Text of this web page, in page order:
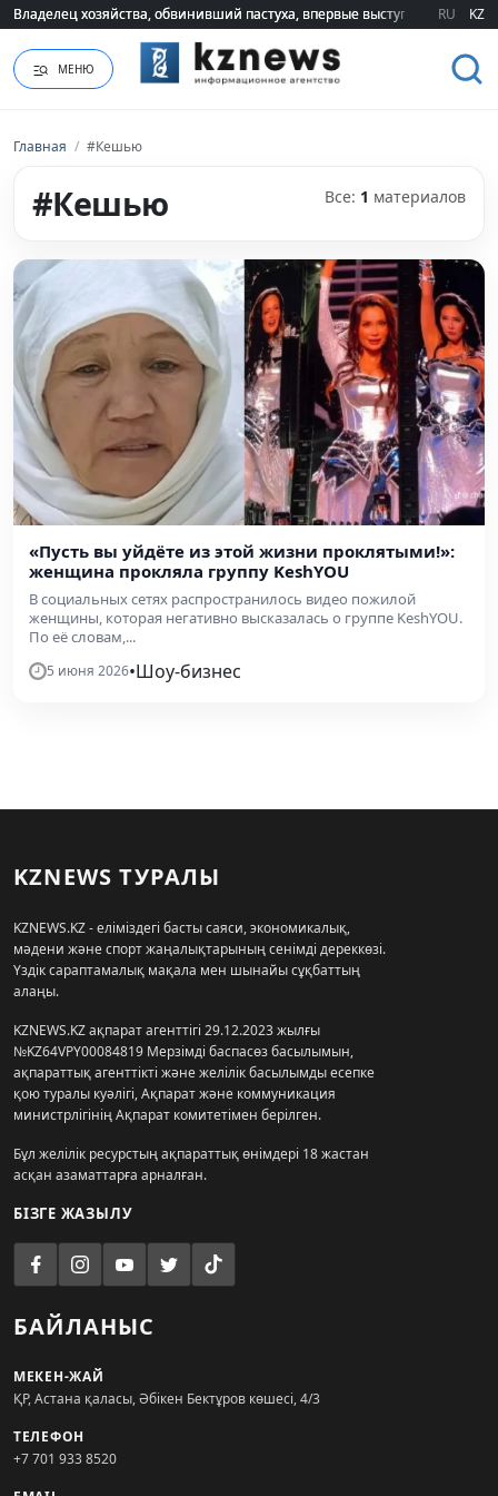
Владелец хозяйства, обвинивший пастуха, впервые выступил
Владелец хозяйства, обвинивший пастуха, впервые выступил RU KZ
МЕНЮ
Главная / #Кешью
#Кешью Все: 1 материалов
«Пусть вы уйдёте из этой жизни проклятыми!»:
женщина прокляла группу KeshYOU
В социальных сетях распространилось видео пожилой
женщины, которая негативно высказалась о группе KeshYOU.
По её словам,...
5 июня 2026•Шоу-бизнес
KZNEWS ТУРАЛЫ
KZNEWS.KZ - еліміздегі басты саяси, экономикалық,
мәдени және спорт жаңалықтарының сенімді дереккөзі.
Үздік сараптамалық мақала мен шынайы сұқбаттың
алаңы.
KZNEWS.KZ ақпарат агенттігі 29.12.2023 жылғы
№KZ64VPY00084819 Мерзімді баспасөз басылымын,
ақпараттық агенттікті және желілік басылымды есепке
қою туралы куәлігі, Ақпарат және коммуникация
министрлігінің Ақпарат комитетімен берілген.
Бұл желілік ресурстың ақпараттық өнімдері 18 жастан
асқан азаматтарға арналған.
БІЗГЕ ЖАЗЫЛУ
БАЙЛАНЫС
МЕКЕН-ЖАЙ
ҚР, Астана қаласы, Әбікен Бектұров көшесі, 4/3
ТЕЛЕФОН
+7 701 933 8520